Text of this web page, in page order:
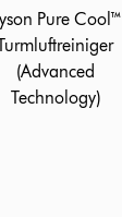
Pure Cool™
(Advanced
Technology)